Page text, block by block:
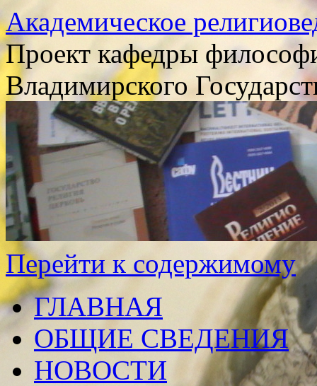
Академическое
Проект кафедры
Владимирского
Перейти к содержимому
ГЛАВНАЯ
ОБЩИЕ СВЕДЕНИЯ
НОВОСТИ